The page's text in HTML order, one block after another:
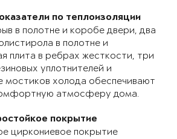
по теплоизоляции
в полотне и коробе двери, два
в полотне и
плита в ребрах жесткости, три
уплотнителей и
мостиков холода обеспечивают
атмосферу дома.
покрытие
циркониевое покрытие